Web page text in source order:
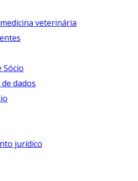
veterinária
Sócio
dados
jurídico